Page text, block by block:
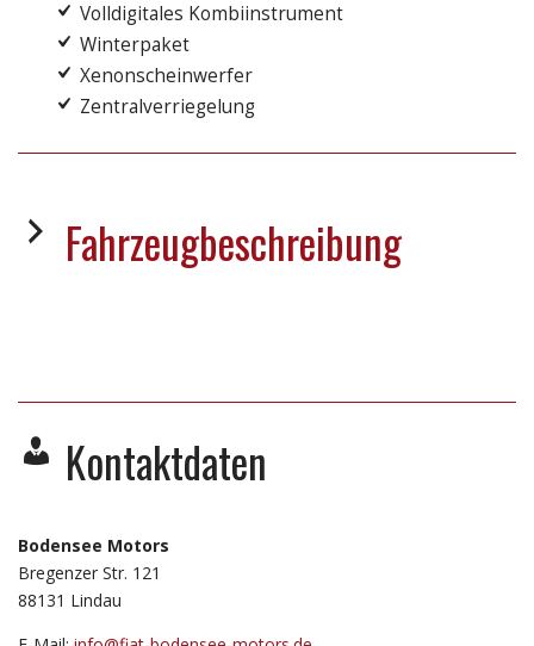
Volldigitales Kombiinstrument
Winterpaket
Xenonscheinwerfer
Zentralverriegelung
Fahrzeugbeschreibung
Kontaktdaten
Bodensee Motors
Bregenzer Str. 121
88131 Lindau